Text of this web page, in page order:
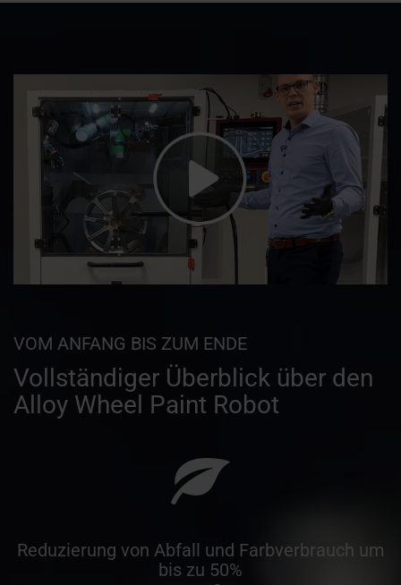
VOM ANFANG BIS ZUM ENDE
Vollständiger Überblick über den
Alloy Wheel Paint Robot
Reduzierung von Abfall und Farbverbrauch um
bis zu 50%